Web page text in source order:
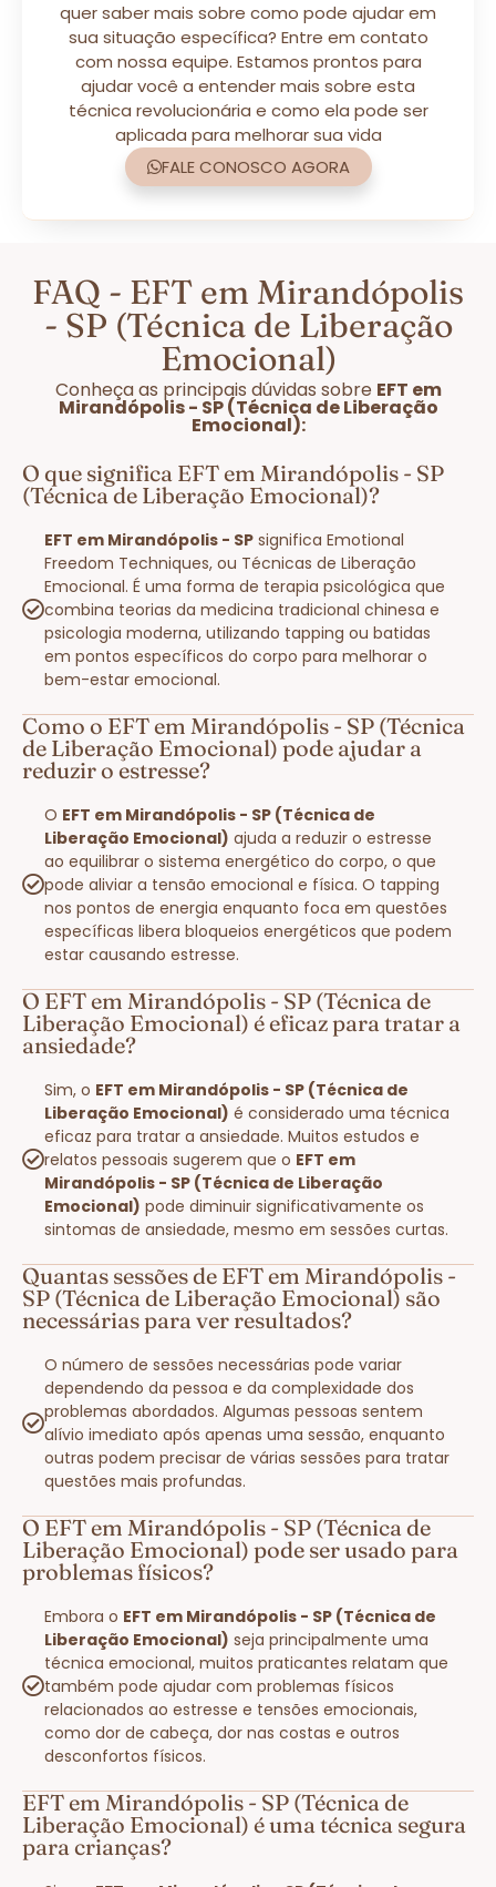
quer saber mais sobre como pode ajudar em
sua situação específica? Entre em contato
com nossa equipe. Estamos prontos para
ajudar você a entender mais sobre esta
técnica revolucionária e como ela pode ser
aplicada para melhorar sua vida
FALE CONOSCO AGORA
FAQ - EFT em Mirandópolis
- SP (Técnica de Liberação
Emocional)
Conheça as principais dúvidas sobre EFT em
Mirandópolis - SP (Técnica de Liberação
Emocional):
O que significa EFT em Mirandópolis - SP
(Técnica de Liberação Emocional)?
EFT em Mirandópolis - SP significa Emotional
Freedom Techniques, ou Técnicas de Liberação
Emocional. É uma forma de terapia psicológica que
combina teorias da medicina tradicional chinesa e
psicologia moderna, utilizando tapping ou batidas
em pontos específicos do corpo para melhorar o
bem-estar emocional.
Como o EFT em Mirandópolis - SP (Técnica
de Liberação Emocional) pode ajudar a
reduzir o estresse?
O EFT em Mirandópolis - SP (Técnica de
Liberação Emocional) ajuda a reduzir o estresse
ao equilibrar o sistema energético do corpo, o que
pode aliviar a tensão emocional e física. O tapping
nos pontos de energia enquanto foca em questões
específicas libera bloqueios energéticos que podem
estar causando estresse.
O EFT em Mirandópolis - SP (Técnica de
Liberação Emocional) é eficaz para tratar a
ansiedade?
Sim, o EFT em Mirandópolis - SP (Técnica de
Liberação Emocional) é considerado uma técnica
eficaz para tratar a ansiedade. Muitos estudos e
relatos pessoais sugerem que o EFT em
Mirandópolis - SP (Técnica de Liberação
Emocional) pode diminuir significativamente os
sintomas de ansiedade, mesmo em sessões curtas.
Quantas sessões de EFT em Mirandópolis -
SP (Técnica de Liberação Emocional) são
necessárias para ver resultados?
O número de sessões necessárias pode variar
dependendo da pessoa e da complexidade dos
problemas abordados. Algumas pessoas sentem
alívio imediato após apenas uma sessão, enquanto
outras podem precisar de várias sessões para tratar
questões mais profundas.
O EFT em Mirandópolis - SP (Técnica de
Liberação Emocional) pode ser usado para
problemas físicos?
Embora o EFT em Mirandópolis - SP (Técnica de
Liberação Emocional) seja principalmente uma
técnica emocional, muitos praticantes relatam que
também pode ajudar com problemas físicos
relacionados ao estresse e tensões emocionais,
como dor de cabeça, dor nas costas e outros
desconfortos físicos.
EFT em Mirandópolis - SP (Técnica de
Liberação Emocional) é uma técnica segura
para crianças?